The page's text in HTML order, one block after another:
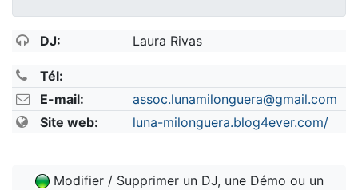
DJ: Laura Rivas
Tél:
E-mail:
assoc.lunamilonguera@gmail.com
Site web:
luna-milonguera.blog4ever.com/
Modifier / Supprimer un DJ, une Démo ou un